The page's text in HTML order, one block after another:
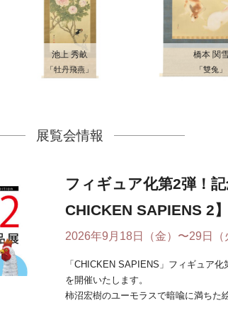
池上 秀畝
「牡丹飛燕」
橋本 関
「雙兔」
展覧会情報
フィギュア化第2弾！
CHICKEN SAPIENS 2】
2026年9月18日（金）〜29日（
「CHICKEN SAPIENS」フィギュア
を開催いたします。
柿沼宏樹のユーモラスで暗喩に満ちた